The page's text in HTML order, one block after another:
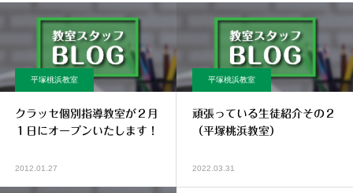
平塚桃浜教室
クラッセ個別指導教室が２月
１日にオープンいたします！
2012.01.27
平塚桃浜教室
頑張っている生徒紹介その２
（平塚桃浜教室）
2022.03.31